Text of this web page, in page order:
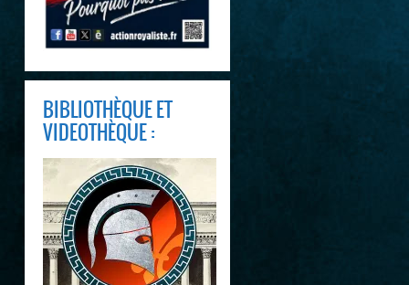
BIBLIOTHÈQUE ET
VIDEOTHÈQUE :